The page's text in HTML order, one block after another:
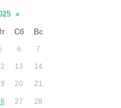
»
Сб Вс
6 7
13 14
20 21
27 28